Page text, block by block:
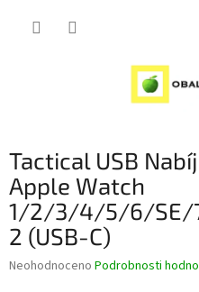
Tactical USB
Apple Watch
1/2/3/4/5/6/
2 (USB-C)
Průměrné
Neohodnoceno Podrobnosti